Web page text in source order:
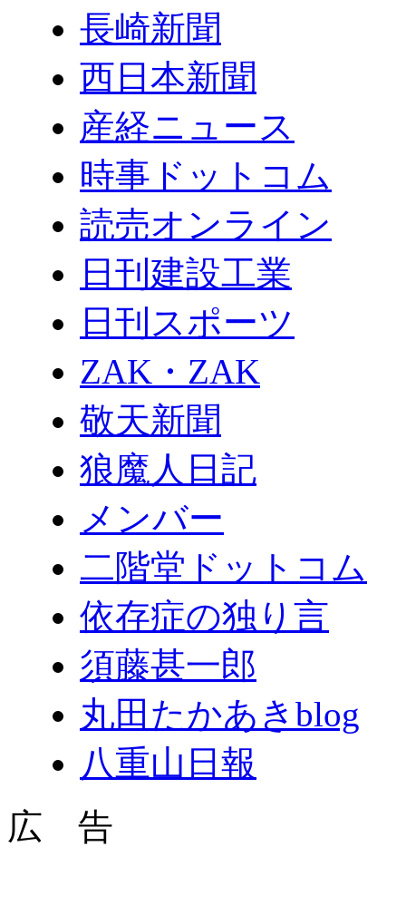
長崎新聞
西日本新聞
産経ニュース
時事ドットコム
読売オンライン
日刊建設工業
日刊スポーツ
ZAK・ZAK
敬天新聞
狼魔人日記
メンバー
二階堂ドットコム
依存症の独り言
須藤甚一郎
丸田たかあきblog
八重山日報
広 告